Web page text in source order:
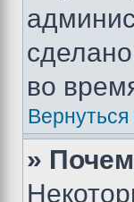
во
Вернуться
»